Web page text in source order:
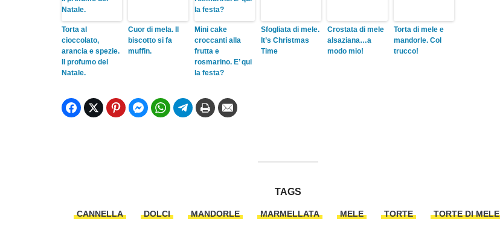
Torta al
cioccolato,
arancia e spezie.
Il profumo del
Natale.
Cuor di mela. Il
biscotto si fa
muffin.
Mini cake
croccanti alla
frutta e
rosmarino. E’ qui
la festa?
Sfogliata di mele.
It’s Christmas
Time
Crostata di mele
alsaziana…a
modo mio!
Torta di mele e
mandorle. Col
trucco!
TAGS
CANNELLA DOLCI MANDORLE MARMELLATA MELE TORTE TORTE DI MELE